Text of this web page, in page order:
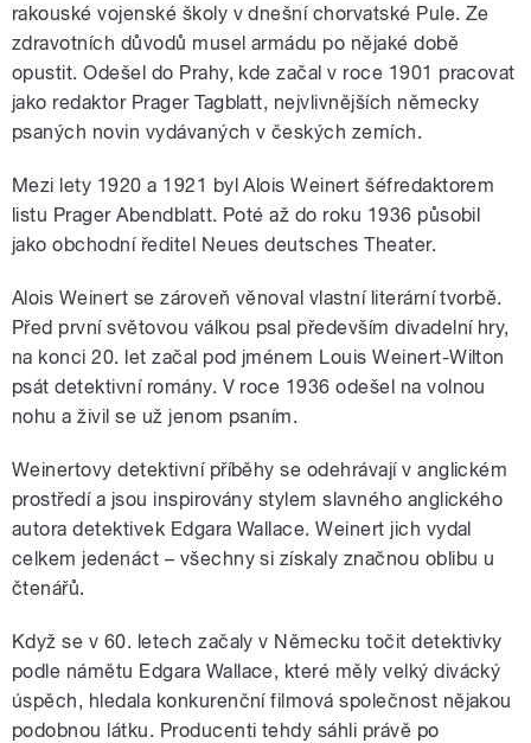
rakouské vojenské školy v dnešní chorvatské Pule. Ze
zdravotních důvodů musel armádu po nějaké době
opustit. Odešel do Prahy, kde začal v roce 1901 pracovat
jako redaktor Prager Tagblatt, nejvlivnějších německy
psaných novin vydávaných v českých zemích.
Mezi lety 1920 a 1921 byl Alois Weinert šéfredaktorem
listu Prager Abendblatt. Poté až do roku 1936 působil
jako obchodní ředitel Neues deutsches Theater.
Alois Weinert se zároveň věnoval vlastní literární tvorbě.
Před první světovou válkou psal především divadelní hry,
na konci 20. let začal pod jménem Louis Weinert-Wilton
psát detektivní romány. V roce 1936 odešel na volnou
nohu a živil se už jenom psaním.
Weinertovy detektivní příběhy se odehrávají v anglickém
prostředí a jsou inspirovány stylem slavného anglického
autora detektivek Edgara Wallace. Weinert jich vydal
celkem jedenáct – všechny si získaly značnou oblibu u
čtenářů.
Když se v 60. letech začaly v Německu točit detektivky
podle námětu Edgara Wallace, které měly velký divácký
úspěch, hledala konkurenční filmová společnost nějakou
podobnou látku. Producenti tehdy sáhli právě po